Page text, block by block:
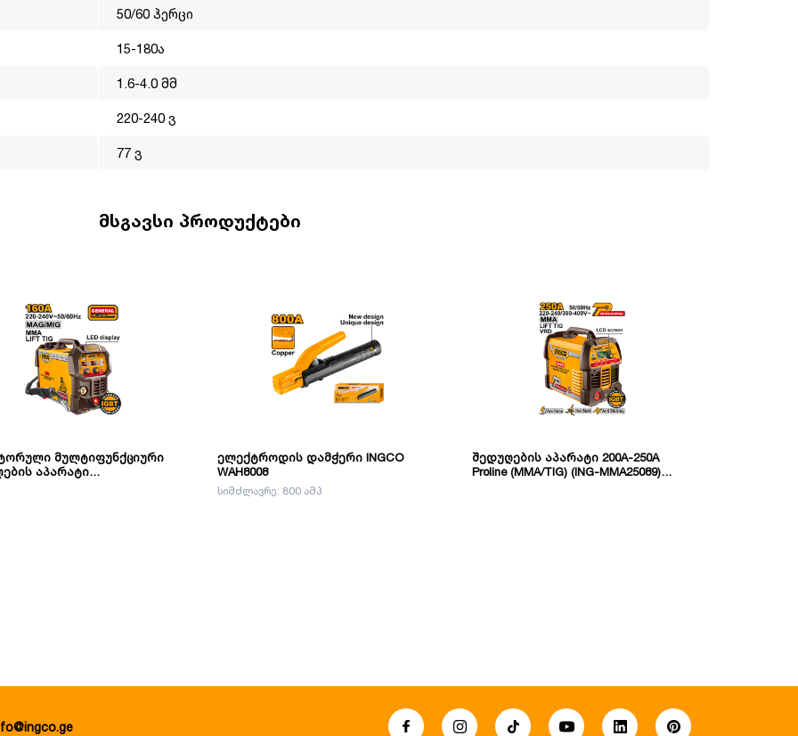
INGCO-ს პროდუქცია არის ტექნიკურად,
სწორედ ეს დეტალები ეხმარება ბრენდს გახდეს ლიდერი
50/60 ჰერცი
15-180ა
1.6-4.0 მმ
220-240 ვ
77 ვ
მსგავსი პროდუქტები
მულტიფუნქციური
აპარატი
ელექტროდის დამჭერი INGCO
WAH8008
სიმძლავრე: 800 ამპ
შედუღების აპარატი 200A-250A
Proline (MMA/TIG) (ING-MMA25089)